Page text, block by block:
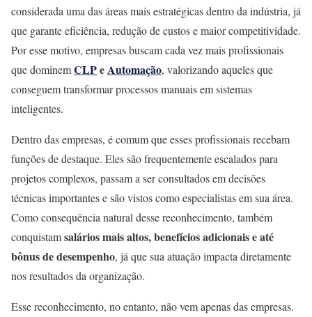
considerada uma das áreas mais estratégicas dentro da indústria, já
que garante eficiência, redução de custos e maior competitividade.
Por esse motivo, empresas buscam cada vez mais profissionais
que dominemCLPeAutomação, valorizando aqueles que
conseguem transformar processos manuais em sistemas
inteligentes.
Dentro das empresas, é comum que esses profissionais recebam
funções de destaque. Eles são frequentemente escalados para
projetos complexos, passam a ser consultados em decisões
técnicas importantes e são vistos como especialistas em sua área.
Como consequência natural desse reconhecimento, também
conquistamsalários mais altos, benefícios adicionais e até
bônus de desempenho, já que sua atuação impacta diretamente
nos resultados da organização.
Esse reconhecimento, no entanto, não vem apenas das empresas.